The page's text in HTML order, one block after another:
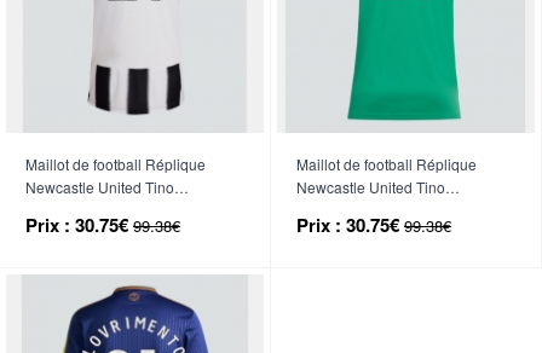
Maillot de football Réplique
Newcastle United Tino
2025-26 Manche Courte
Prix : 30.75€ 99.38€
Maillot de football Réplique
Newcastle United Tino
2025-26 Manche Courte
Prix : 30.75€ 99.38€